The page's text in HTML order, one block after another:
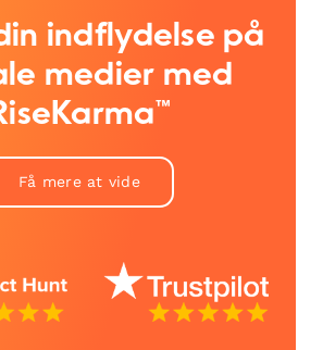
indflydelse på
medier med
Få mere at vide